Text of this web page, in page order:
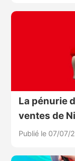
La pénurie
ventes de
Publié le 07/07/